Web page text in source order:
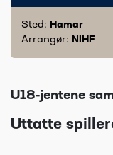
Sted: Hamar
Arrangør: NIHF
U18-jentene
Uttatte